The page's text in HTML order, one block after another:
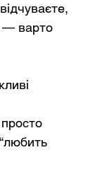
— варто